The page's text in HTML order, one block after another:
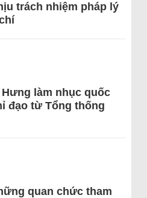
trách nhiệm pháp lý
làm nhục quốc
đạo từ Tổng thống
quan chức tham